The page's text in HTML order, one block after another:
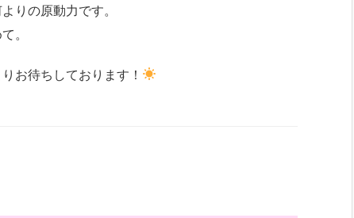
りの原動力です。
。
お待ちしております！